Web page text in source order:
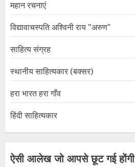
महान रचनाएं
विद्यावाचस्पति अश्विनी राय "अरुण"
साहित्य संग्रह
स्थानीय साहित्यकार (बक्सर)
हरा भारत हरा गाँव
हिंदी साहित्यकार
ऐसी आलेख जो आपसे छूट गई होंगी